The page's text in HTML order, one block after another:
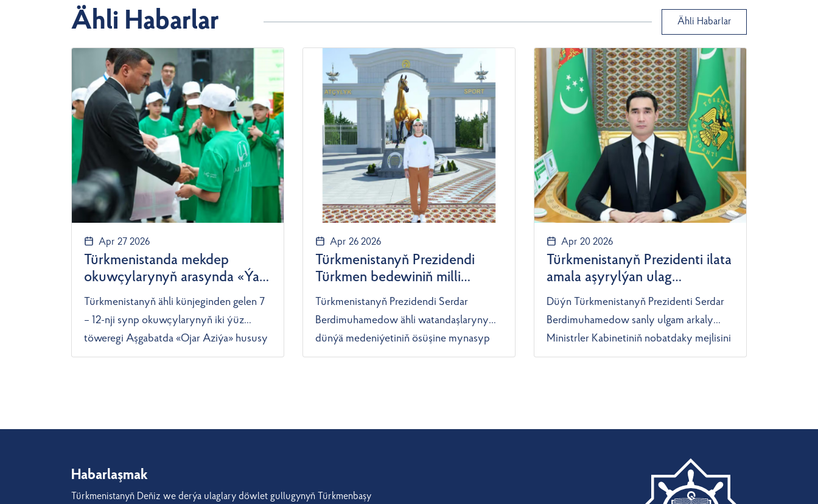
Ähli Habarlar Ähli Habarlar
Apr 27 2026
Türkmenistanda mekdep
okuwçylarynyň arasynda «Ýaş
inžener – 2026» bäsleşigi
geçirildi
Türkmenistanyň ähli künjeginden gelen 7
– 12-nji synp okuwçylarynyň iki ýüz
töweregi Aşgabatda «Ojar Aziýa» hususy
kärhanasynyň meýdançasynda geçirilen
toparlaýyn we şahsy hasapda geçirildi.
Apr 26 2026
Türkmenistanyň Prezidendi
Türkmen bedewiniň milli
baýramy mynasybetli ähli
watandaşlaryny gutlady
Türkmenistanyň Prezidendi Serdar
Berdimuhamedow ähli watandaşlaryny
dünýä medeniýetiniň ösüşine mynasyp
goşant goşan parasatly pederleriň
döwlet derejesinde bellenilýän Türkmen
Apr 20 2026
Türkmenistanyň Prezidenti ilata
amala aşyrylýan ulag
hyzmatlarynyň hilini
ýokarlandyrmagy tabşyrdy
Düýn Türkmenistanyň Prezidenti Serdar
Berdimuhamedow sanly ulgam arkaly
Ministrler Kabinetiniň nobatdaky mejlisini
geçirdi. Onuň dowamynda wise-premýer
boýunça alnyp barylýan işler barada
häzirki wagtda Türkmenistanyň
Awtomobil ulaglary ministrligi
Habarlaşmak
Türkmenistanyň Deňiz we derýa ulaglary döwlet gullugynyň Türkmenbaşy